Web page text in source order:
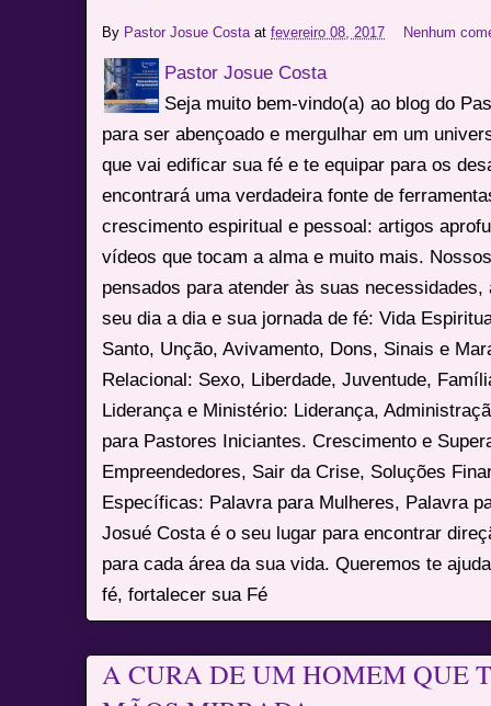
By Pastor Josue Costa atfevereiro 08, 2017 Nenhum
Pastor Josue Costa
Seja muito bem-vindo(a) ao blog do
para ser abençoado e mergulhar em um
que vai edificar sua fé e te equipar para os
encontrará uma verdadeira fonte de
crescimento espiritual e pessoal: artigos
vídeos que tocam a alma e muito mais.
pensados para atender às suas
seu dia a dia e sua jornada de fé: Vida
Santo, Unção, Avivamento, Dons, Sinais e
Relacional: Sexo, Liberdade, Juventude,
Liderança e Ministério: Liderança,
para Pastores Iniciantes. Crescimento e
Empreendedores, Sair da Crise, Soluções
Específicas: Palavra para Mulheres, Palavra
Josué Costa é o seu lugar para encontrar
para cada área da sua vida. Queremos te
fé, fortalecer sua Fé
A CURA DE UM HOMEM QUE